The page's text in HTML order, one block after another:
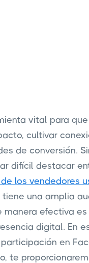
vital para
cultivar
de conversión.
difícil destacar
los vendedores
una amplia
manera efectiva
digital. En
en
te